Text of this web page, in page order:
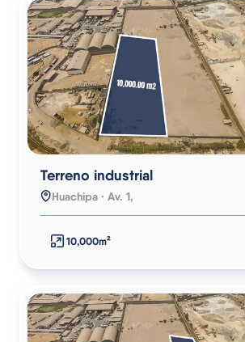
Terreno industrial
Huachipa · Av. 1,
10,000m²